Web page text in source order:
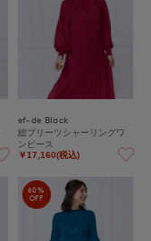
ef-de Black
総プリーツシャーリングワ
ンピース
￥17,160(税込)
60%
OFF